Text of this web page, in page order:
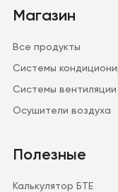
Магазин
Все продукты
Системы
Системы
Осушители воздуха
Полезные
Калькулятор БТЕ